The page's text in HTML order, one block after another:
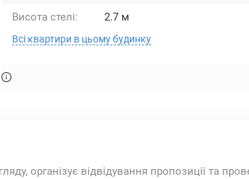
Висота стелі:
2.7 м
Всі квартири в цьому будинку
організує відвідування пропозиції та